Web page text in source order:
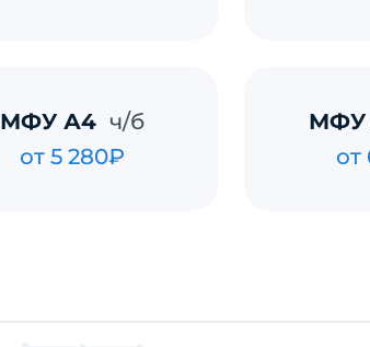
МФУ А4 ч/б
от 5 280₽
МФУ
от